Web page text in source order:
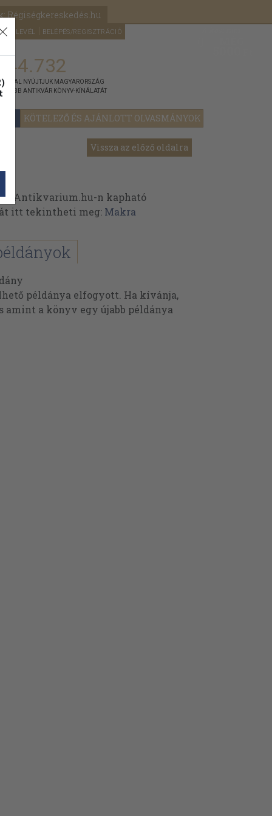
Régiségkereskedés.hu
HÍRLEVÉL BELÉPÉS/REGISZTRÁCIÓ
KÖTELEZŐ ÉS AJÁNLOTT OLVASMÁNYOK
NYÚJTJUK MAGYARORSZÁG
ANTIKVÁR KÖNYV-KÍNÁLATÁT
Vissza az előző oldalra
Antikvarium.hu-n kapható
itt tekintheti meg: Makra
példánya elfogyott. Ha kívánja,
amint a könyv egy újabb példánya